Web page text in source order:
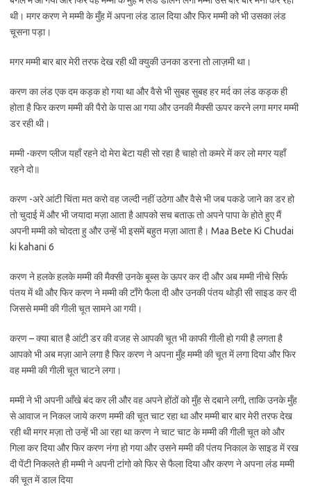
थी। मगर करण ने मम्मी के मुँह में अपना लंड डाल दिया और फिर मम्मी को भी उसका लंड
चूसना पड़ा।
मगर मम्मी बार बार मेरी तरफ देख रही थी क्युकी उनका डरना तो लाज़मी था।
करण का लंड एक दम कड़क हो गया था और वैसे भी सुबह सुबह हर मर्द का लंड कड़क ही
होता है फिर करण मम्मी की पैरो के पास आ गया और उनकी मैक्सी ऊपर करने लगा मगर मम्मी
डर रही थी।
मम्मी -करण प्लीज यहाँ रहने दो मेरा बेटा यही सो रहा है चाहो तो कमरे में कर लो मगर यहाँ
रहने दो॥
करण -अरे आंटी चिंता मत करो वह जल्दी नहीं उठेगा और वैसे भी जब पकडे जाने का डर हो
तो चुदाई में और भी जयादा मज़ा आता है आपको सच बताऊ तो अपने पापा के होते हुए मैं
अपनी मम्मी को चोदता हु और उन्हें भी इसमें बहुत मज़ा आता है। Maa Bete Ki Chudai
ki kahani 6
करण ने हलके हलके मम्मी की मैक्सी उनके बूब्स के ऊपर कर दी और अब मम्मी नीचे सिर्फ
पंतय में थी और फिर करण ने मम्मी की टाँगे फैला दी और उनकी पंतय थोड़ी सी साइड कर दी
जिससे मम्मी की गीली चूत सामने आ गयी।
करण – क्या बात है आंटी डर की वजह से आपकी चूत भी काफी गीली हो गयी है लगता है
आपको भी अब मज़ा आने लगा है फिर करण ने अपना मुँह मम्मी की चूत में लगा दिया और फिर
वह मम्मी की गीली चूत चाटने लगा।
मम्मी ने भी अपनी आँखे बंद कर ली और वह अपने होंठों को मुँह से दबाने लगी, ताकि उनके मुँह
से आवाज न निकल जाये करण मम्मी की चूत चाट रहा था और मम्मी बार बार मेरी तरफ देख
रही थी मगर मज़ा तो उन्हें भी आ रहा था करण ने चाट चाट के मम्मी की गीली चूत को और
गिला कर दिया और फिर करण नंगा हो गया और उसने मम्मी की पंतय निकाल के साइड में रख
दी पेंटी निकलते ही मम्मी ने अपनी टांगो को फिर से फैला दिया और करण ने अपना लंड मम्मी
की चूत में डाल दिया